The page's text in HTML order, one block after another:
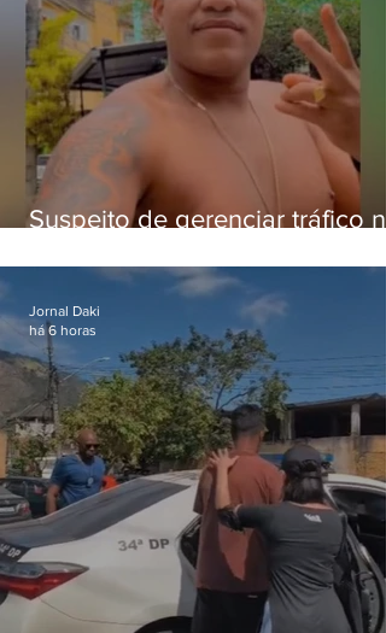
Suspeito de gerenciar tráfico na
foragido
Jornal Daki
há 6 horas